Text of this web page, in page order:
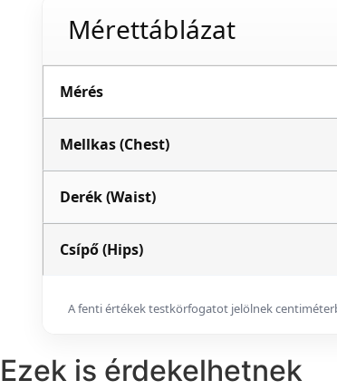
Mérettáblázat
Mérés
Mellkas (Chest)
Derék (Waist)
Csípő (Hips)
A fenti értékek testkörfogatot jelölnek
Ezek is érdekelhetnek